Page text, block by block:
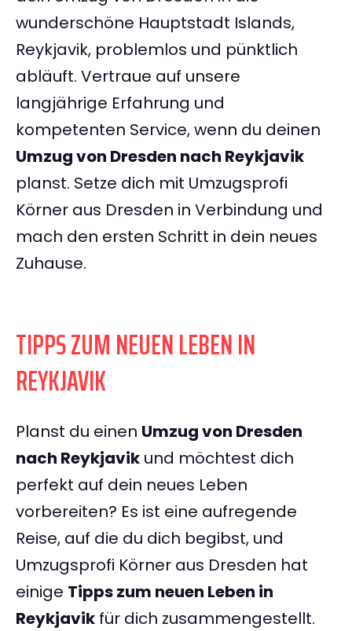
wunderschöne Hauptstadt Islands,
Reykjavik, problemlos und pünktlich
abläuft. Vertraue auf unsere
langjährige Erfahrung und
kompetenten Service, wenn du deinen
Umzug von Dresden nach Reykjavik
planst. Setze dich mit Umzugsprofi
Körner aus Dresden in Verbindung und
mach den ersten Schritt in dein neues
Zuhause.
TIPPS ZUM NEUEN LEBEN IN
REYKJAVIK
Planst du einen Umzug von Dresden
nach Reykjavik und möchtest dich
perfekt auf dein neues Leben
vorbereiten? Es ist eine aufregende
Reise, auf die du dich begibst, und
Umzugsprofi Körner aus Dresden hat
einige Tipps zum neuen Leben in
Reykjavik für dich zusammengestellt.